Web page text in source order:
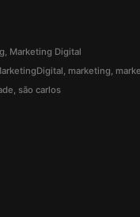
, Marketing Digital
, marketing,
, são carlos